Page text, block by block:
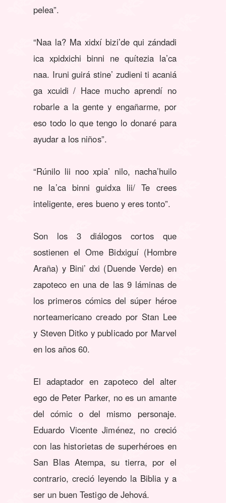
pelea”.
“Naa la? Ma xidxí bizi’de qui zándadi
ica xpidxichi binni ne quítezia la’ca
naa. Iruni guirá stine’ zudieni ti acaniá
ga xcuidi / Hace mucho aprendí no
robarle a la gente y engañarme, por
eso todo lo que tengo lo donaré para
ayudar a los niños”.
“Rúnilo lii noo xpia’ nilo, nacha’huilo
ne la’ca binni guidxa lii/ Te crees
inteligente, eres bueno y eres tonto”.
Son los 3 diálogos cortos que
sostienen el Ome Bidxiguí (Hombre
Araña) y Bini’ dxi (Duende Verde) en
zapoteco en una de las 9 láminas de
los primeros cómics del súper héroe
norteamericano creado por Stan Lee
y Steven Ditko y publicado por Marvel
en los años 60.
El adaptador en zapoteco del alter
ego de Peter Parker, no es un amante
del cómic o del mismo personaje.
Eduardo Vicente Jiménez, no creció
con las historietas de superhéroes en
San Blas Atempa, su tierra, por el
contrario, creció leyendo la Biblia y a
ser un buen Testigo de Jehová.